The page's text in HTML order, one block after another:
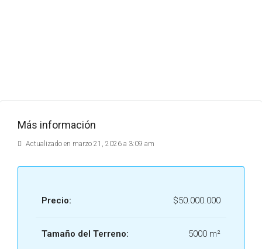
Más información
Actualizado en marzo 21, 2026 a 3:09 am
Precio: $50.000.000
Tamaño del Terreno: 5000 m²